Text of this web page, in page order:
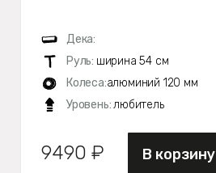
Дека:
Руль: ширина 54 см
Колеса:алюминий 120 мм
Уровень:любитель
9490 ₽ В корзину